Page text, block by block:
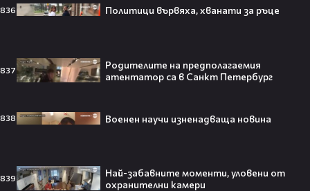
836 Политици вървяха, хванати за ръце
837
Родителите на предполагаемия
атентатор са в Санкт Петербург
838 Военен научи изненадваща новина
839
Най-забавните моменти, уловени от
охранителни камери
Бербо смени терена: от „Олд
Трафорд“ директно на
зарови капсула, която никой жив